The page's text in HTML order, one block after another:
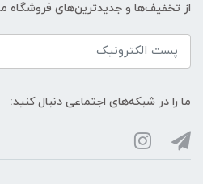
از تخفیف‌ها و جدیدترین‌های فروشگاه
ما را در شبکه‌های اجتماعی دنبال کنید: